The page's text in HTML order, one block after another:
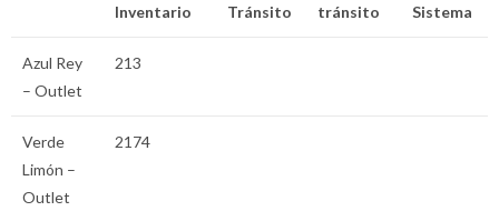
Inventario
Tránsito
tránsito
Sistema
Azul Rey
– Outlet
213
Verde
Limón –
Outlet
2174